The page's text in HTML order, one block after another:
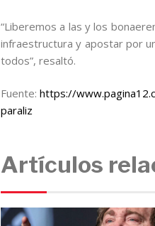
“Liberemos a las y los
infraestructura y apostar por
todos”, resaltó.
Fuente:https://
paraliz
Artículos